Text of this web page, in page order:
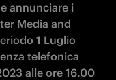
annunciare i
Media and
1 Luglio
telefonica
alle ore 16.00